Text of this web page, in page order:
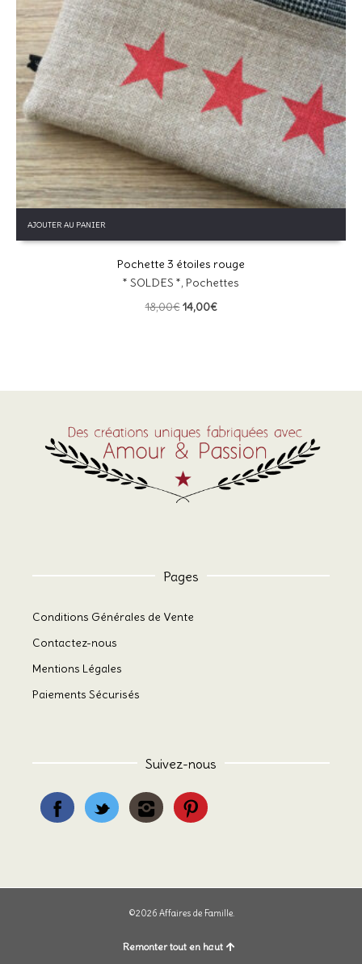
Enregistrer mon nom, mon e-mail et mon site dans le
navigateur pour mon prochain commentaire.
Ce site utilise Akismet pour réduire les indésirables.En savoir
plus sur la façon dont les données de vos commentaires sont
traitées.
AJOUTER AU PANIER
Pochette 3 étoiles rouge
* SOLDES *, Pochettes
18,00€Le
14,00€Le
Pages
Conditions Générales de Vente
Contactez-nous
Mentions Légales
Paiements Sécurisés
Suivez-nous
©2026 Affaires de Famille.
Remonter tout en haut